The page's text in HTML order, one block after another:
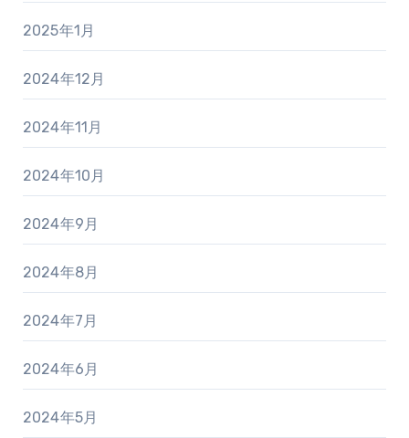
2025年1月
2024年12月
2024年11月
2024年10月
2024年9月
2024年8月
2024年7月
2024年6月
2024年5月